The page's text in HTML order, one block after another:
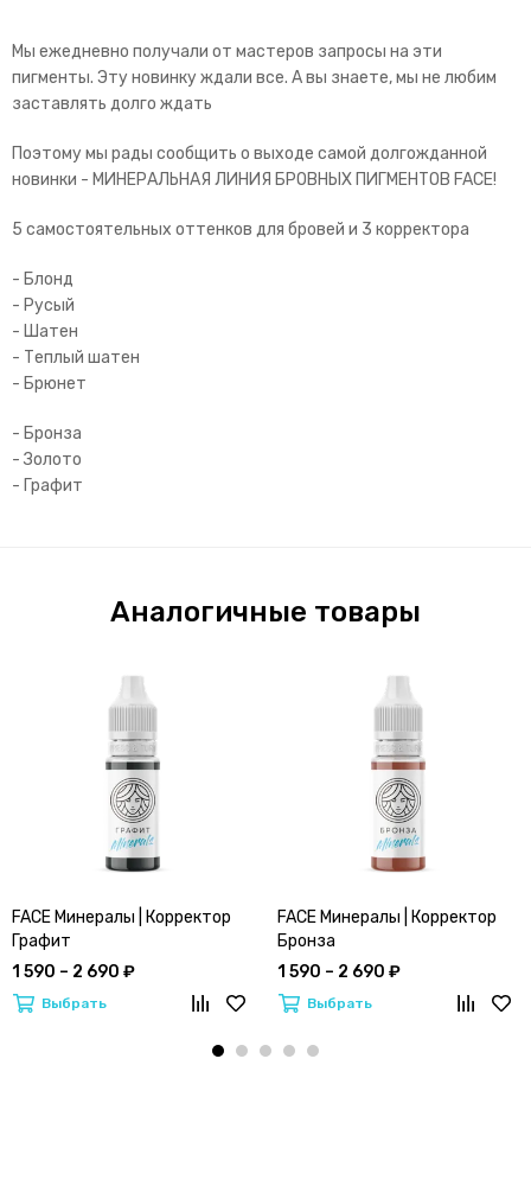
Мы ежедневно получали от мастеров запросы на эти
пигменты. Эту новинку ждали все. А вы знаете, мы не любим
заставлять долго ждать
Поэтому мы рады сообщить о выходе самой долгожданной
новинки - МИНЕРАЛЬНАЯ ЛИНИЯ БРОВНЫХ ПИГМЕНТОВ FACE!
5 самостоятельных оттенков для бровей и 3 корректора
- Блонд
- Русый
- Шатен
- Теплый шатен
- Брюнет
- Бронза
- Золото
- Графит
Аналогичные товары
FACE Минералы | Корректор
Графит
1 590 – 2 690 ₽
Выбрать
FACE Минералы | Корректор
Бронза
1 590 – 2 690 ₽
Выбрать